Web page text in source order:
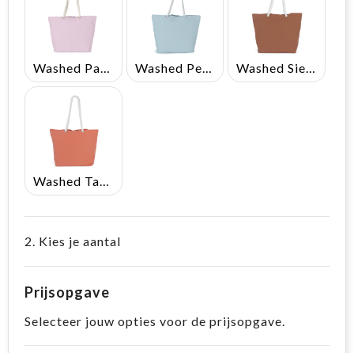
Washed Parma Pink Washed Pearl Blue Washed Sierra
2. Kies je aantal
Prijsopgave
Selecteer jouw opties voor de prijsopgave.